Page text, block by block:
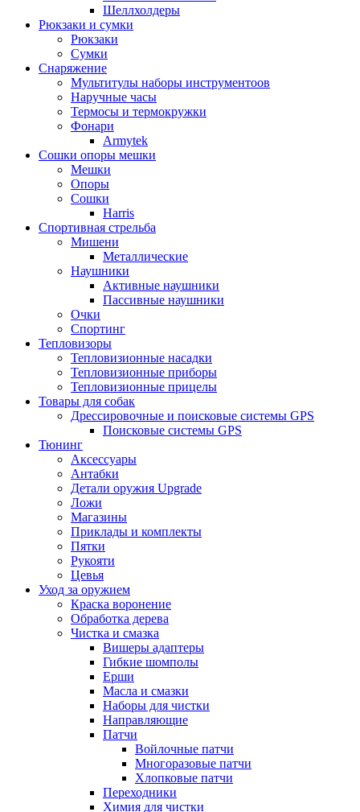
Шеллхолдеры
Рюкзаки и сумки
Рюкзаки
Сумки
Снаряжение
Мультитулы наборы инструментоов
Наручные часы
Термосы и термокружки
Фонари
Armytek
Сошки опоры мешки
Мешки
Опоры
Сошки
Harris
Спортивная стрельба
Мишени
Металлические
Наушники
Активные наушники
Пассивные наушники
Очки
Спортинг
Тепловизоры
Тепловизионные насадки
Тепловизионные приборы
Тепловизионные прицелы
Товары для собак
Дрессировочные и поисковые системы GPS
Поисковые системы GPS
Тюнинг
Аксессуары
Антабки
Детали оружия Upgrade
Ложи
Магазины
Приклады и комплекты
Пятки
Рукояти
Цевья
Уход за оружием
Краска воронение
Обработка дерева
Чистка и смазка
Вишеры адаптеры
Гибкие шомполы
Ерши
Масла и смазки
Наборы для чистки
Направляющие
Патчи
Войлочные патчи
Многоразовые патчи
Хлопковые патчи
Переходники
Химия для чистки